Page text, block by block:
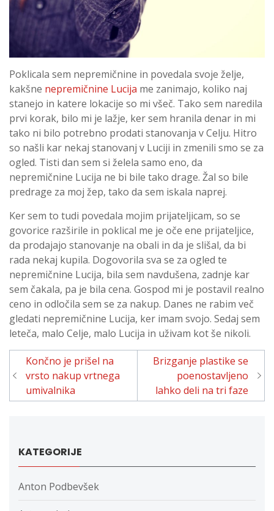
Poklicala sem nepremičnine in povedala svoje želje,
kakšne nepremičnine Lucija me zanimajo, koliko naj
stanejo in katere lokacije so mi všeč. Tako sem naredila
prvi korak, bilo mi je lažje, ker sem hranila denar in mi
tako ni bilo potrebno prodati stanovanja v Celju. Hitro
so našli kar nekaj stanovanj v Luciji in zmenili smo se za
ogled. Tisti dan sem si želela samo eno, da
nepremičnine Lucija ne bi bile tako drage. Žal so bile
predrage za moj žep, tako da sem iskala naprej.
Ker sem to tudi povedala mojim prijateljicam, so se
govorice razširile in poklical me je oče ene prijateljice,
da prodajajo stanovanje na obali in da je slišal, da bi
rada nekaj kupila. Dogovorila sva se za ogled te
nepremičnine Lucija, bila sem navdušena, zadnje kar
sem čakala, pa je bila cena. Gospod mi je postavil realno
ceno in odločila sem se za nakup. Danes ne rabim več
gledati nepremičnine Lucija, ker imam svojo. Sedaj sem
leteča, malo Celje, malo Lucija in uživam kot še nikoli.
Navigacija
prispevka
Končno je prišel na
vrsto nakup vrtnega
umivalnika
Brizganje plastike se
poenostavljeno
lahko deli na tri faze
KATEGORIJE
Anton Podbevšek